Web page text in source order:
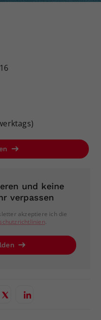
und keine
verpassen
akzeptiere ich die
.